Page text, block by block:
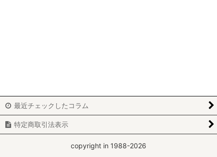
最近チェックしたコラム
特定商取引法表示
copyright in 1988-2026